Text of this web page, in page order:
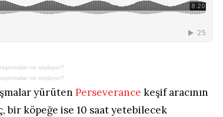
ne söylüyor?
ne söylüyor?
yürütenPerseverance keşif aracının
bir köpeğe ise 10 saat yetebilecek